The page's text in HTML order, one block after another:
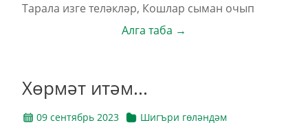
Тарала изге теләкләр, Кошлар сыман очып
Алга таба →
Хөрмәт итәм...
09 сентябрь 2023
Шигъри гөләндәм